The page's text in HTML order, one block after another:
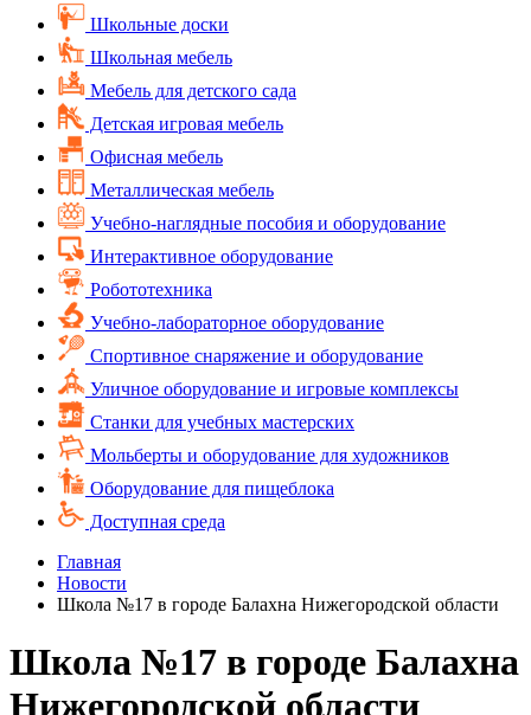
Школьные доски
Школьная мебель
Мебель для детского сада
Детская игровая мебель
Офисная мебель
Металлическая мебель
Учебно-наглядные пособия и оборудование
Интерактивное оборудование
Робототехника
Учебно-лабораторное оборудование
Спортивное снаряжение и оборудование
Уличное оборудование и игровые комплексы
Cтанки для учебных мастерских
Мольберты и оборудование для художников
Оборудование для пищеблока
Доступная среда
Главная
Новости
Школа №17 в городе Балахна Нижегородской области
Школа №17 в городе Балахна
Нижегородской области